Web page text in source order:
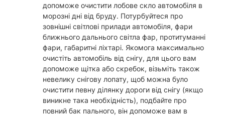
допоможе очистити лобове скло автомобіля в
морозні дні від бруду. Потурбуйтеся про
зовнішні світлові прилади автомобіля, фари
ближнього дальнього світла фар, протитуманні
фари, габаритні ліхтарі. Якомога максимально
очистіть автомобіль від снігу, для цього вам
допоможе щітка або скребок, візьміть також
невелику снігову лопату, щоб можна було
очистити певну ділянку дороги від снігу (якщо
виникне така необхідність), подбайте про
повний бак пального, він допоможе вам в